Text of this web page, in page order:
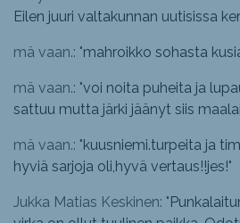
Eilen juuri valtakunnan uutisissa
mä vaan.: "mahroikko sohasta
mä vaan.: "voi noita puheita ja
sattuu mutta järki jäänyt siis
mä vaan.: "kuusniemi.turpeita ja
hyviä sarjoja oli,hyvä vertaus!!jes!"
Jukka Matias Keskinen: "